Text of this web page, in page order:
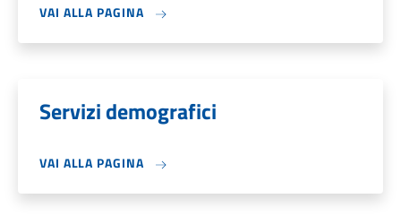
VAI ALLA PAGINA
Servizi demografici
VAI ALLA PAGINA